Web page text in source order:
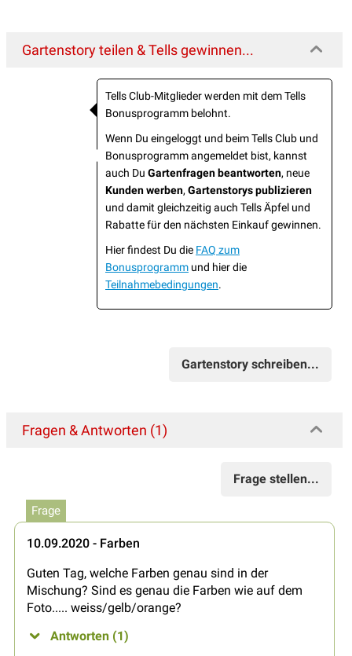
Gartenstory teilen & Tells gewinnen...
Tells Club-Mitglieder werden mit dem Tells
Bonusprogramm belohnt.
Wenn Du eingeloggt und beim Tells Club und
Bonusprogramm angemeldet bist, kannst
auch Du Gartenfragen beantworten, neue
Kunden werben, Gartenstorys publizieren
und damit gleichzeitig auch Tells Äpfel und
Rabatte für den nächsten Einkauf gewinnen.
Hier findest Du die FAQ zum
Bonusprogramm und hier die
Teilnahmebedingungen.
Gartenstory schreiben...
Fragen & Antworten (1)
Frage stellen...
Frage
10.09.2020 - Farben
Guten Tag, welche Farben genau sind in der
Mischung? Sind es genau die Farben wie auf dem
Foto..... weiss/gelb/orange?
Antworten (1)